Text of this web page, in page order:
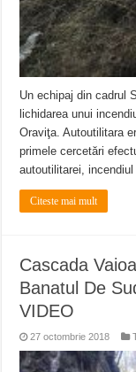
Un echipaj din cadrul
lichidarea unui
Oraviţa. Autoutilitara
primele cercetări
autoutilitarei,
Citeste mai mult
Cascada
Banatul De
VIDEO
27 octombrie 2018